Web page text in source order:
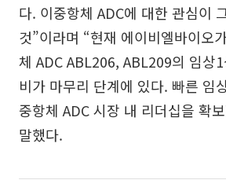
다. 이중항체 ADC에 대한 관심이
것”이라며 “현재 에이비엘바이오
체 ADC ABL206, ABL209의 임상
비가 마무리 단계에 있다. 빠른 임
중항체 ADC 시장 내 리더십을 확
말했다.